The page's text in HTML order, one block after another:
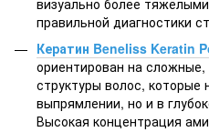
визуально более
правильной диагностики
Кератин Beneliss Keratin
ориентирован на
структуры волос, которые
выпрямлении, но и в
Высокая концентрация